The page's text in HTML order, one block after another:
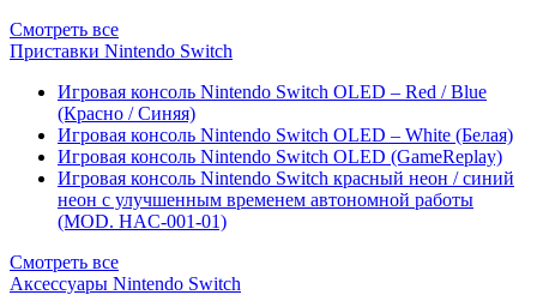
Смотреть все
Приставки Nintendo Switch
Игровая консоль Nintendo Switch OLED – Red / Blue
(Красно / Синяя)
Игровая консоль Nintendo Switch OLED – White (Белая)
Игровая консоль Nintendo Switch OLED (GameReplay)
Игровая консоль Nintendo Switch красный неон / синий
неон с улучшенным временем автономной работы
(MOD. HAC-001-01)
Смотреть все
Аксессуары Nintendo Switch